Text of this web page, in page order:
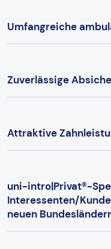
Umfangreiche
Zuverlässige
Attraktive
uni-intro|Privat®-
Interessenten/
neuen